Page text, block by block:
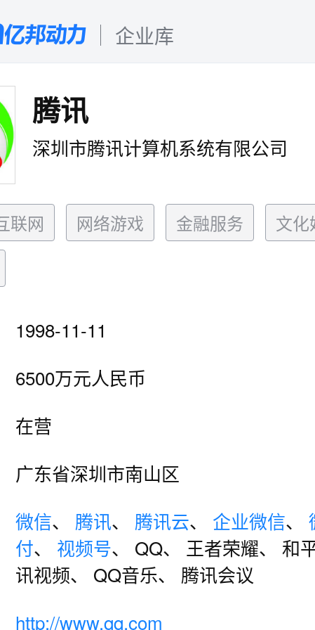
企业库
腾讯
深圳市腾讯计算机系统有限公司
联网 网络游戏 金融服务
文化
1998-11-11
6500万元人民币
在营
广东省深圳市南山区
微信、 腾讯、 腾讯云、 企业微信、
付、 视频号、 QQ、 王者荣耀、 和
讯视频、 QQ音乐、 腾讯会议
http://www.qq.com